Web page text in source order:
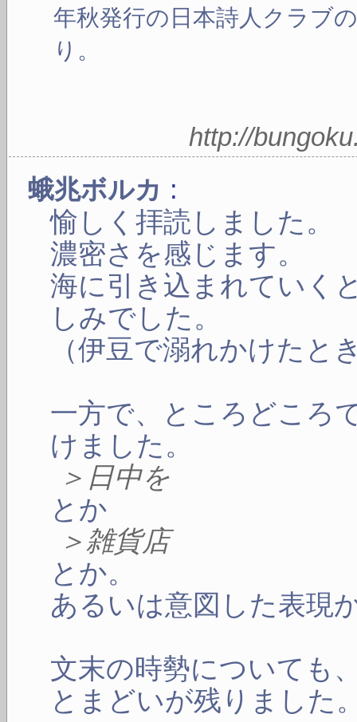
年秋発行の日本詩人クラブ
り。
http://
蛾兆ボルカ :
愉しく拝読しました。
濃密さを感じます。
海に引き込まれていく
しみでした。
（伊豆で溺れかけたと
一方で、ところどころ
けました。
＞日中を
とか
＞雑貨店
とか。
あるいは意図した表現
文末の時勢についても
とまどいが残りました